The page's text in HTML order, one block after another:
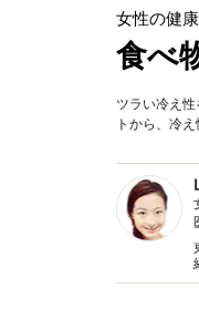
女性の健康
食べ
ツラい冷え
トから、冷